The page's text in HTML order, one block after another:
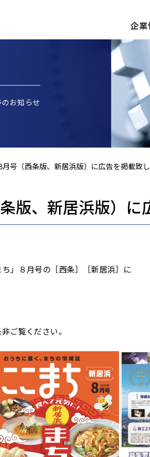
企業
お知らせ
月号（西条版、新居浜版）に広告を掲載致
版、新居浜版）に
」８月号の［西条］［新居浜］に
ご覧ください。